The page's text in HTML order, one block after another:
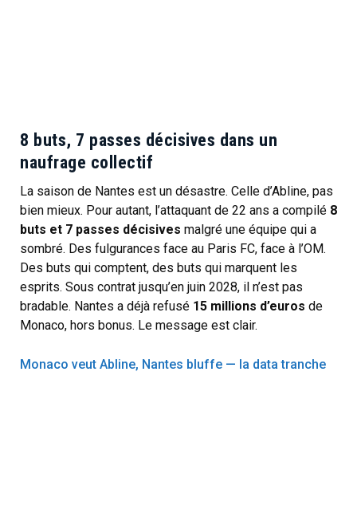
8 buts, 7 passes décisives dans un
naufrage collectif
La saison de Nantes est un désastre. Celle d’Abline, pas
bien mieux. Pour autant, l’attaquant de 22 ans a compilé 8
buts et 7 passes décisives malgré une équipe qui a
sombré. Des fulgurances face au Paris FC, face à l’OM.
Des buts qui comptent, des buts qui marquent les
esprits. Sous contrat jusqu’en juin 2028, il n’est pas
bradable. Nantes a déjà refusé 15 millions d’euros de
Monaco, hors bonus. Le message est clair.
Monaco veut Abline, Nantes bluffe — la data tranche